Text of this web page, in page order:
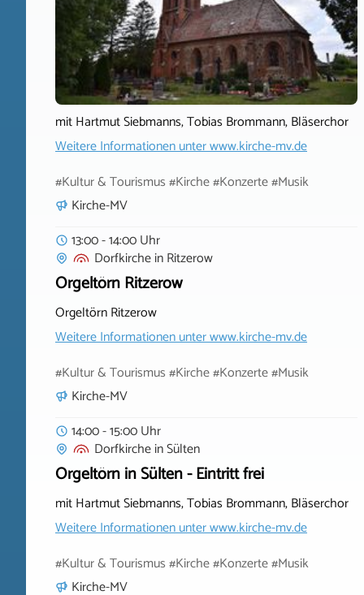
mit Hartmut Siebmanns, Tobias Brommann, Bläserchor
Weitere Informationen unterwww.kirche-mv.de
#Kultur & Tourismus #Kirche #Konzerte #Musik
Kirche-MV
13:00 - 14:00 Uhr
DorfkircheinRitzerow
Orgeltörn Ritzerow
Orgeltörn Ritzerow
Weitere Informationen unterwww.kirche-mv.de
#Kultur & Tourismus #Kirche #Konzerte #Musik
Kirche-MV
14:00 - 15:00 Uhr
DorfkircheinSülten
Orgeltörn in Sülten - Eintritt frei
mit Hartmut Siebmanns, Tobias Brommann, Bläserchor
Weitere Informationen unterwww.kirche-mv.de
#Kultur & Tourismus #Kirche #Konzerte #Musik
Kirche-MV